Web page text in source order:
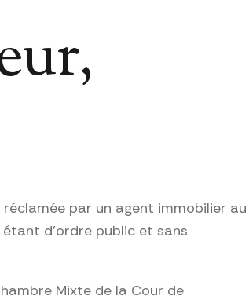
par un agent immobilier au
d’ordre public et sans
Mixte de la Cour de